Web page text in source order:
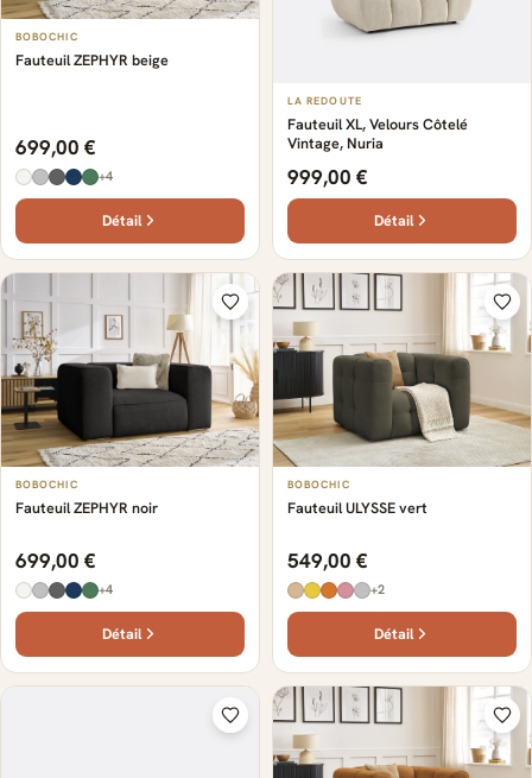
BOBOCHIC
Fauteuil ZEPHYR beige
699,00 €
+4
Détail
LA REDOUTE
Fauteuil XL, Velours Côtelé
Vintage, Nuria
999,00 €
Détail
BOBOCHIC
Fauteuil ZEPHYR noir
699,00 €
+4
Détail
BOBOCHIC
Fauteuil ULYSSE vert
549,00 €
+2
Détail